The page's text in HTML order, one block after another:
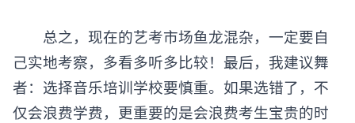
总之，现在的艺考市场鱼龙混杂，一定要自
己实地考察，多看多听多比较！最后，我建议舞
者：选择音乐培训学校要慎重。如果选错了，不
仅会浪费学费，更重要的是会浪费考生宝贵的时